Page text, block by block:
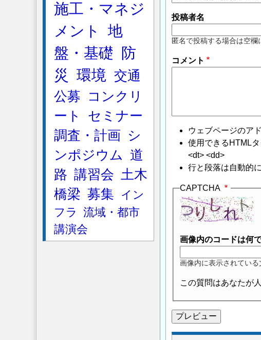
投稿者名
匿名で投稿する場合は空欄
コメント
ウェブページのア
使用できるHTML
<dt> <dd>
行と段落は自動的
CAPTCHA
画像内のコードは何
画像内に表示されている
この質問はあなたが
施工・マネジ
メント
地
盤・基礎
防
災
環境 交通
公募
コンクリ
ート
セミナー
調査・計画
シ
ンポジウム 道
路 講習会 土木
橋梁 募集
イン
フラ
流域・都市
講演会